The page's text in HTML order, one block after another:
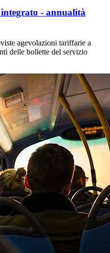
- annualità
agevolazioni tariffarie a
delle bollette del servizio